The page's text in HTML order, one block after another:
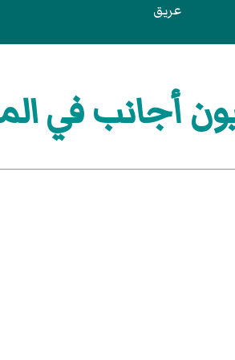
عريق
أجانب في